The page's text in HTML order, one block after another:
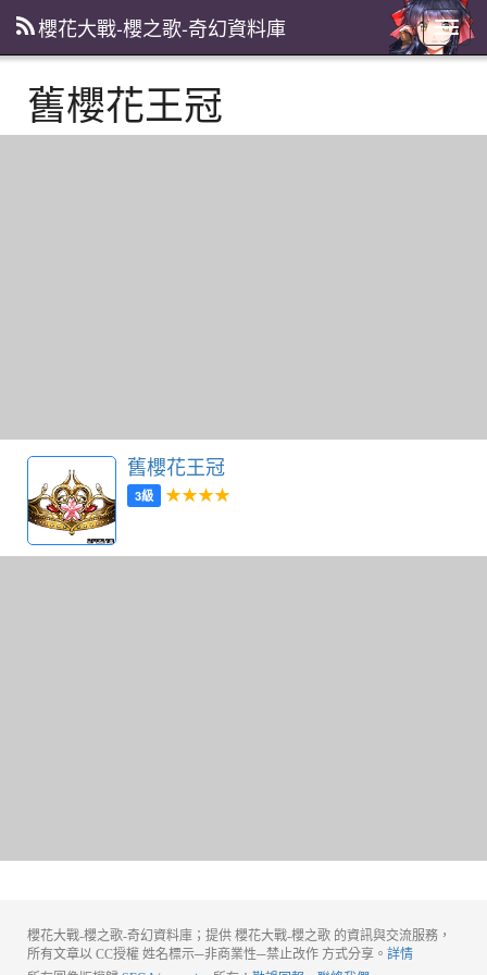
主
選
櫻花大戰-櫻之歌-奇幻資料庫
舊櫻花王冠
舊櫻花王冠
3級 ★★★★
櫻花大戰-櫻之歌-奇幻資料庫；提供 櫻花大戰-櫻之歌 的資訊與交流服務，
所有文章以 CC授權 姓名標示─非商業性─禁止改作 方式分享。 詳情